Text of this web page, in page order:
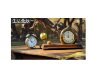
生活全般